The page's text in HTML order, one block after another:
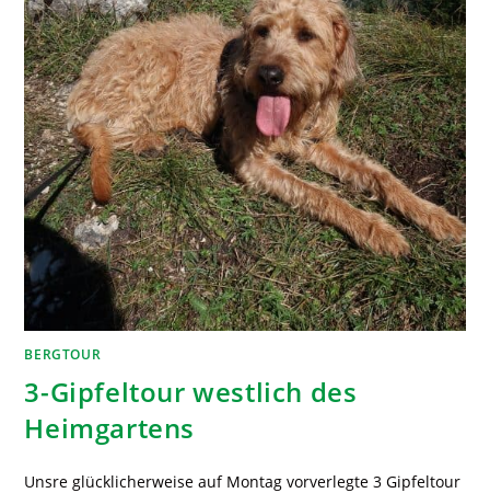
BERGTOUR
3-Gipfeltour westlich des
Heimgartens
Unsre glücklicherweise auf Montag vorverlegte 3 Gipfeltour